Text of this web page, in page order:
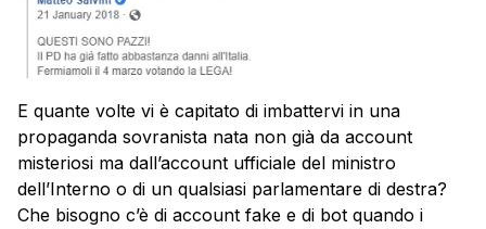
E quante volte vi è capitato di imbattervi in una
propaganda sovranista nata non già da account
misteriosi ma dall’account ufficiale del ministro
dell’Interno o di un qualsiasi parlamentare di destra?
Che bisogno c’è di account fake e di bot quando i